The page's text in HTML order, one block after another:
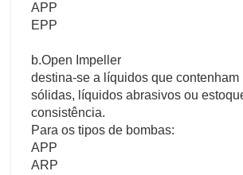
APP
EPP
b.Open Impeller
destina-se a líquidos que contenham
sólidas, líquidos abrasivos ou
consistência.
Para os tipos de bombas:
APP
ARP